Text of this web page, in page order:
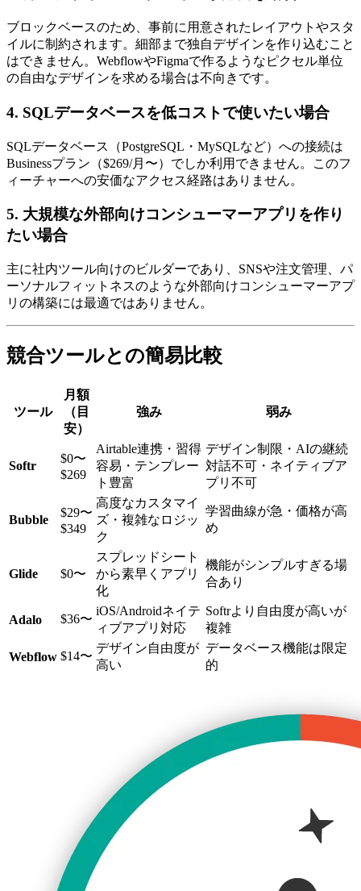
ブロックベースのため、事前に用意されたレイアウトやスタ
イルに制約されます。細部まで独自デザインを作り込むこと
はできません。WebflowやFigmaで作るようなピクセル単位
の自由なデザインを求める場合は不向きです。
4. SQLデータベースを低コストで使いたい場合
SQLデータベース（PostgreSQL・MySQLなど）への接続は
Businessプラン（$269/月〜）でしか利用できません。このフ
ィーチャーへの安価なアクセス経路はありません。
5. 大規模な外部向けコンシューマーアプリを作り
たい場合
主に社内ツール向けのビルダーであり、SNSや注文管理、パ
ーソナルフィットネスのような外部向けコンシューマーアプ
リの構築には最適ではありません。
競合ツールとの簡易比較
ツール
月額
（目
安）
強み 弱み
Softr
$0〜
$269
Airtable連携・習得
容易・テンプレー
ト豊富
デザイン制限・AIの継続
対話不可・ネイティブア
プリ不可
Bubble
$29〜
$349
高度なカスタマイ
ズ・複雑なロジッ
ク
学習曲線が急・価格が高
め
Glide $0〜
スプレッドシート
から素早くアプリ
化
機能がシンプルすぎる場
合あり
Adalo $36〜
iOS/Androidネイテ
ィブアプリ対応
Softrより自由度が高いが
複雑
Webflow $14〜
デザイン自由度が
高い
データベース機能は限定
的